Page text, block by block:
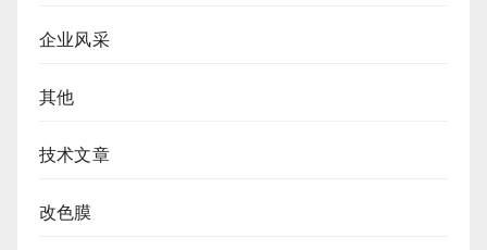
企业风采
其他
技术文章
改色膜